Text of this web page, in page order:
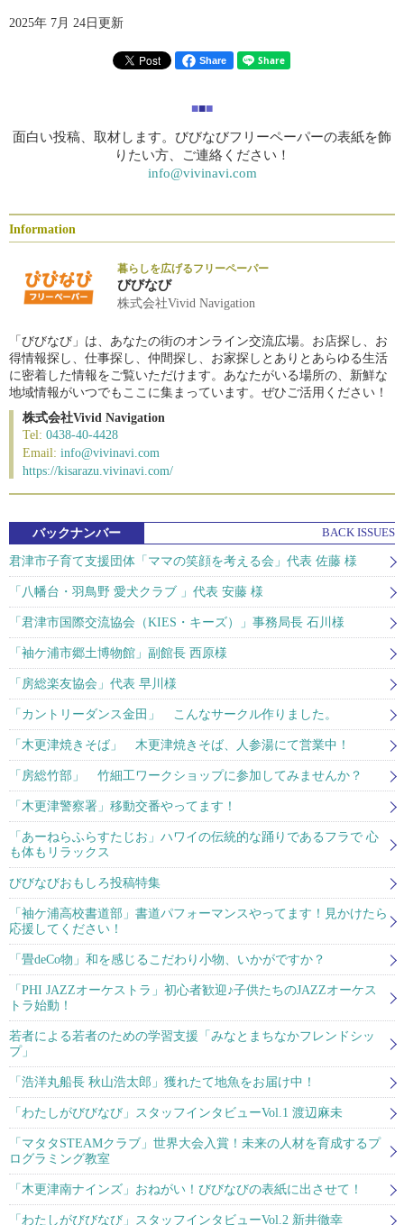
2025年 7月 24日更新
Share
■■■
面白い投稿、取材します。びびなびフリーペーパーの表紙を飾
りたい方、ご連絡ください！
info@vivinavi.com
Information
暮らしを広げるフリーペーパー
びびなび
株式会社Vivid Navigation
「びびなび」は、あなたの街のオンライン交流広場。お店探し、お
得情報探し、仕事探し、仲間探し、お家探しとありとあらゆる生活
に密着した情報をご覧いただけます。あなたがいる場所の、新鮮な
地域情報がいつでもここに集まっています。ぜひご活用ください！
株式会社Vivid Navigation
Tel: 0438-40-4428
Email: info@vivinavi.com
https://kisarazu.vivinavi.com/
バックナンバー BACK ISSUES
君津市子育て支援団体「ママの笑顔を考える会」代表 佐藤 様
「八幡台・羽鳥野 愛犬クラブ 」代表 安藤 様
「君津市国際交流協会（KIES・キーズ）」事務局長 石川様
「袖ケ浦市郷土博物館」副館長 西原様
「房総楽友協会」代表 早川様
「カントリーダンス金田」 こんなサークル作りました。
「木更津焼きそば」 木更津焼きそば、人参湯にて営業中！
「房総竹部」 竹細工ワークショップに参加してみませんか？
「木更津警察署」移動交番やってます！
「あーねらふらすたじお」ハワイの伝統的な踊りであるフラで 心
も体もリラックス
びびなびおもしろ投稿特集
「袖ケ浦高校書道部」書道パフォーマンスやってます！見かけたら
応援してください！
「畳deCo物」和を感じるこだわり小物、いかがですか？
「PHI JAZZオーケストラ」初心者歓迎♪子供たちのJAZZオーケス
トラ始動！
若者による若者のための学習支援「みなとまちなかフレンドシッ
プ」
「浩洋丸船長 秋山浩太郎」獲れたて地魚をお届け中！
「わたしがびびなび」スタッフインタビューVol.1 渡辺麻未
「マタタSTEAMクラブ」世界大会入賞！未来の人材を育成するプ
ログラミング教室
「木更津南ナインズ」おねがい！びびなびの表紙に出させて！
「わたしがびびなび」スタッフインタビューVol.2 新井徹幸